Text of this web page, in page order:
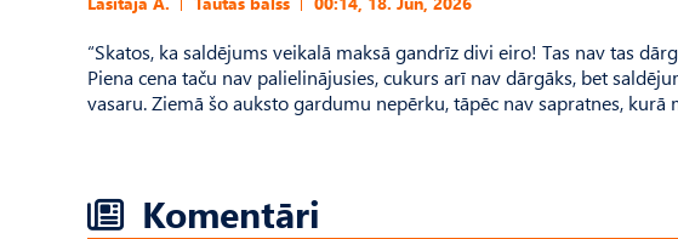
“Skatos, ka saldējums veikalā maksā gandrīz divi eiro! Tas nav tas
Piena cena taču nav palielinājusies, cukurs arī nav dārgāks, bet
vasaru. Ziemā šo auksto gardumu nepērku, tāpēc nav sapratnes,
Komentāri